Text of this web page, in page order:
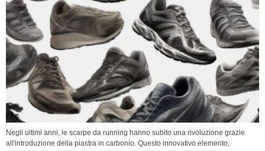
Negli ultimi anni, le scarpe da running hanno subito una rivoluzione grazie
all'introduzione della piastra in carbonio. Questo innovativo elemento,